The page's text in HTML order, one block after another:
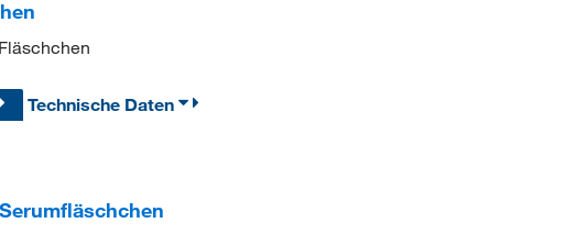
Technische Daten